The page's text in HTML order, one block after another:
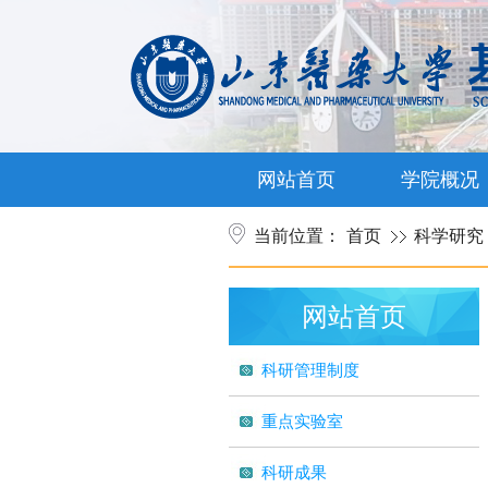
网站首页 学院概况
当前位置： 首页 科学研究
网站首页
科研管理制度
重点实验室
科研成果